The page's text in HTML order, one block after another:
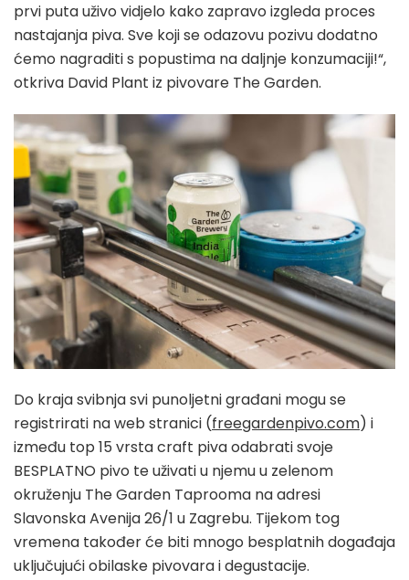
prvi puta uživo vidjelo kako zapravo izgleda proces
nastajanja piva. Sve koji se odazovu pozivu dodatno
ćemo nagraditi s popustima na daljnje konzumaciji!“,
otkriva David Plant iz pivovare The Garden.
Do kraja svibnja svi punoljetni građani mogu se
registrirati na web stranici (freegardenpivo.com) i
između top 15 vrsta craft piva odabrati svoje
BESPLATNO pivo te uživati u njemu u zelenom
okruženju The Garden Taprooma na adresi
Slavonska Avenija 26/1 u Zagrebu. Tijekom tog
vremena također će biti mnogo besplatnih događaja
uključujući obilaske pivovara i degustacije.